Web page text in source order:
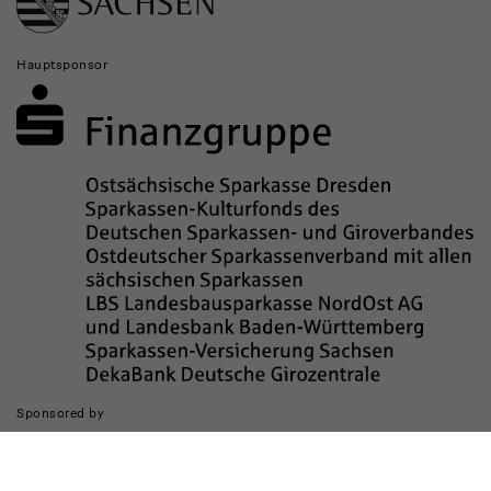
Institutionen
Hauptsponsor
Sponsored by